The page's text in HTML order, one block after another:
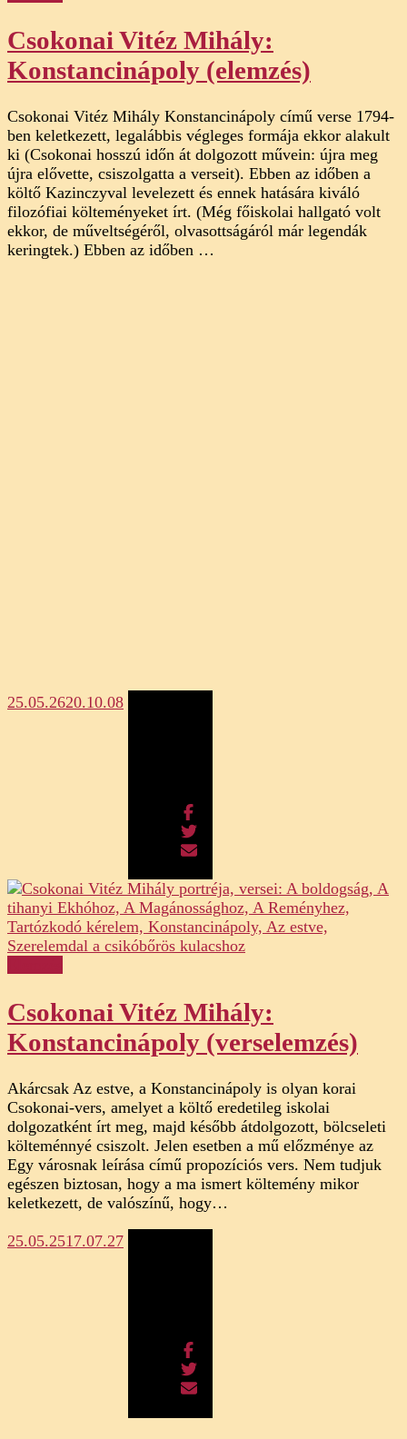
Csokonai Vitéz Mihály:
Konstancinápoly (elemzés)
Csokonai Vitéz Mihály Konstancinápoly című verse 1794-
ben keletkezett, legalábbis végleges formája ekkor alakult
ki (Csokonai hosszú időn át dolgozott művein: újra meg
újra elővette, csiszolgatta a verseit). Ebben az időben a
költő Kazinczyval levelezett és ennek hatására kiváló
filozófiai költeményeket írt. (Még főiskolai hallgató volt
ekkor, de műveltségéről, olvasottságáról már legendák
keringtek.) Ebben az időben …
25.05.2620.10.08
Csokonai Vitéz Mihály:
Konstancinápoly (verselemzés)
Akárcsak Az estve, a Konstancinápoly is olyan korai
Csokonai-vers, amelyet a költő eredetileg iskolai
dolgozatként írt meg, majd később átdolgozott, bölcseleti
költeménnyé csiszolt. Jelen esetben a mű előzménye az
Egy városnak leírása című propozíciós vers. Nem tudjuk
egészen biztosan, hogy a ma ismert költemény mikor
keletkezett, de valószínű, hogy…
25.05.2517.07.27